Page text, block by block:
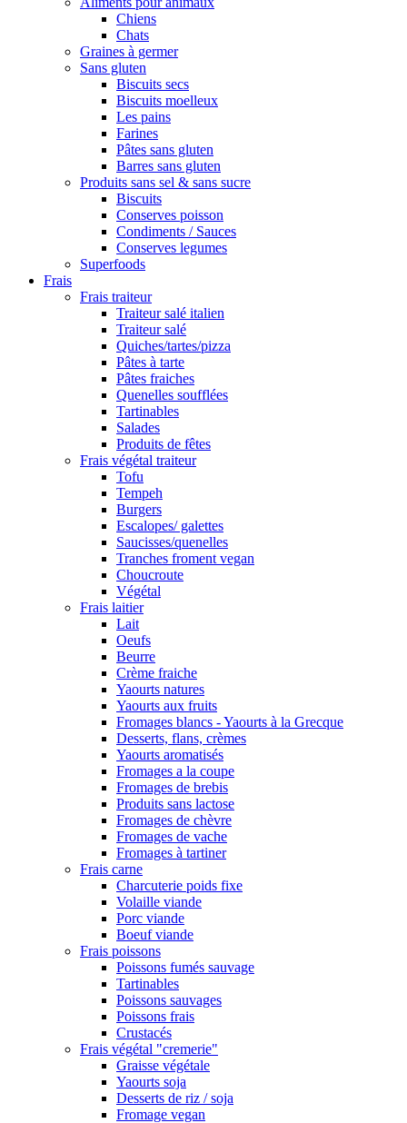
Chiens
Chats
Graines à germer
Sans gluten
Biscuits secs
Biscuits moelleux
Les pains
Farines
Pâtes sans gluten
Barres sans gluten
Produits sans sel & sans sucre
Biscuits
Conserves poisson
Condiments / Sauces
Conserves legumes
Superfoods
Frais
Frais traiteur
Traiteur salé italien
Traiteur salé
Quiches/tartes/pizza
Pâtes à tarte
Pâtes fraiches
Quenelles soufflées
Tartinables
Salades
Produits de fêtes
Frais végétal traiteur
Tofu
Tempeh
Burgers
Escalopes/ galettes
Saucisses/quenelles
Tranches froment vegan
Choucroute
Végétal
Frais laitier
Lait
Oeufs
Beurre
Crème fraiche
Yaourts natures
Yaourts aux fruits
Fromages blancs - Yaourts à la Grecque
Desserts, flans, crèmes
Yaourts aromatisés
Fromages a la coupe
Fromages de brebis
Produits sans lactose
Fromages de chèvre
Fromages de vache
Fromages à tartiner
Frais carne
Charcuterie poids fixe
Volaille viande
Porc viande
Boeuf viande
Frais poissons
Poissons fumés sauvage
Tartinables
Poissons sauvages
Poissons frais
Crustacés
Frais végétal "cremerie"
Graisse végétale
Yaourts soja
Desserts de riz / soja
Fromage vegan